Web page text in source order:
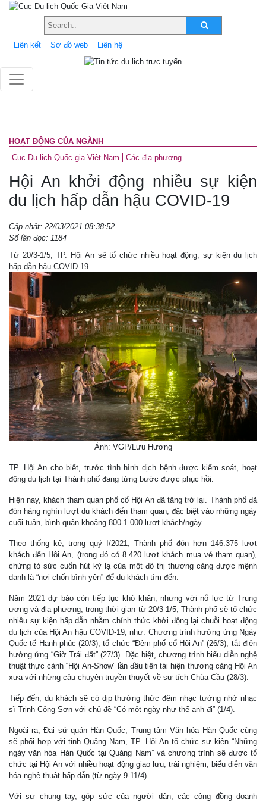
Liên kết Sơ đồ web Liên hệ
HOẠT ĐỘNG CỦA NGÀNH
Cục Du lịch Quốc gia Việt Nam
Các địa phương
Hội An khởi động nhiều sự kiện
du lịch hấp dẫn hậu COVID-19
Cập nhật: 22/03/2021 08:38:52
Số lần đọc: 1184
Từ 20/3-1/5, TP. Hội An sẽ tổ chức nhiều hoạt động, sự kiện du lịch
hấp dẫn hậu COVID-19.
Ảnh: VGP/Lưu Hương
TP. Hội An cho biết, trước tình hình dịch bệnh được kiểm soát, hoạt
động du lịch tại Thành phố đang từng bước được phục hồi.
Hiện nay, khách tham quan phố cổ Hội An đã tăng trở lại. Thành phố đã
đón hàng nghìn lượt du khách đến tham quan, đặc biệt vào những ngày
cuối tuần, bình quân khoảng 800-1.000 lượt khách/ngày.
Theo thống kê, trong quý I/2021, Thành phố đón hơn 146.375 lượt
khách đến Hội An, (trong đó có 8.420 lượt khách mua vé tham quan),
chứng tỏ sức cuốn hút kỳ lạ của một đô thị thương cảng được mệnh
danh là “nơi chốn bình yên” để du khách tìm đến.
Năm 2021 dự báo còn tiếp tục khó khăn, nhưng với nỗ lực từ Trung
ương và địa phương, trong thời gian từ 20/3-1/5, Thành phố sẽ tổ chức
nhiều sự kiện hấp dẫn nhằm chính thức khởi động lại chuỗi hoạt động
du lịch của Hội An hậu COVID-19, như: Chương trình hưởng ứng Ngày
Quốc tế Hạnh phúc (20/3); tổ chức “Đêm phố cổ Hội An” (26/3); tắt điện
hưởng ứng “Giờ Trái đất” (27/3). Đặc biệt, chương trình biểu diễn nghệ
thuật thực cảnh “Hội An-Show” lần đầu tiên tái hiện thương cảng Hội An
xưa với những câu chuyện truyền thuyết về sự tích Chùa Cầu (28/3).
Tiếp đến, du khách sẽ có dịp thưởng thức đêm nhạc tưởng nhớ nhạc
sĩ Trịnh Công Sơn với chủ đề “Có một ngày như thế anh đi” (1/4).
Ngoài ra, Đại sứ quán Hàn Quốc, Trung tâm Văn hóa Hàn Quốc cũng
sẽ phối hợp với tỉnh Quảng Nam, TP. Hội An tổ chức sự kiện “Những
ngày văn hóa Hàn Quốc tại Quảng Nam” và chương trình sẽ được tổ
chức tại Hội An với nhiều hoạt động giao lưu, trải nghiệm, biểu diễn văn
hóa-nghệ thuật hấp dẫn (từ ngày 9-11/4) .
Với sự chung tay, góp sức của người dân, các cộng đồng doanh